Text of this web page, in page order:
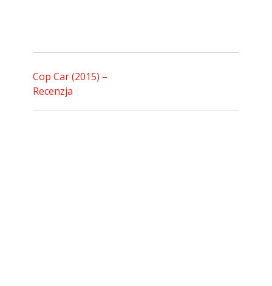
Cop Car (2015) –
Recenzja